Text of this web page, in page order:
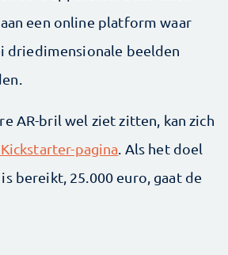
een online platform waar
driedimensionale beelden
AR-bril wel ziet zitten, kan zich
pagina . Als het doel
bereikt, 25.000 euro, gaat de